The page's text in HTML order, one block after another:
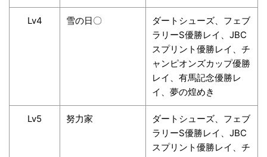
Lv4 雪の日〇
ダートシューズ、フェブ
ラリーS優勝レイ、JBC
スプリント優勝レイ、チ
ャンピオンズカップ優勝
レイ、有馬記念優勝レ
イ、夢の煌めき
Lv5 努力家
ダートシューズ、フェブ
ラリーS優勝レイ、JBC
スプリント優勝レイ、チ